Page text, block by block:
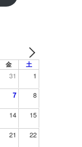
金 土
31 1
7 8
14 15
21 22